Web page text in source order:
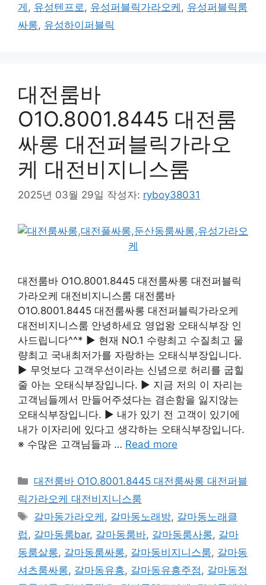
게 , 유성텐프로 , 유성퍼블릭가라오케 , 유성퍼블릭룸
싸롱, 유성하이퍼블릭
대전룸바
O1O.8001.8445 대전룸
싸롱 대전퍼블릭가라오
케 대전비지니스룸
2025년 03월 29일 작성자: ryboy38031
대전룸바 O1O.8001.8445 대전룸싸롱 대전퍼블릭
가라오케 대전비지니스룸 대전룸바
O1O.8001.8445 대전룸싸롱 대전퍼블릭가라오케
대전비지니스룸 안녕하세요 영업왕 오태식부장 인
사드립니다^^* ▶ 현재 NO.1 수량최고 수질최고 물
량최고 국내최저가를 자랑하는 오태식부장입니다.
▶ 무엇보다 고객우선이라는 신념으로 허리를 굽힐
줄 아는 오태식부장입니다. ▶ 지금 저의 이 자리는
고객님들께서 만들어주셨다는 겸손함을 잃지않는
오태식부장입니다. ▶ 내가 있기 전 고객이 있기에
내가 이자리에 있다고 생각하는 오태식부장입니다.
※ 수많은 고객님들과 … Read more
카
테
리
대전룸바 O1O.8001.8445 대전룸싸롱 대전퍼블
릭가라오케 대전비지니스룸
태
그
갈마동가라오케 , 갈마동노래방, 갈마동노래클
럽, 갈마동룸bar, 갈마동룸바, 갈마동룸사롱, 갈마
동룸살롱, 갈마동룸싸롱, 갈마동비지니스룸, 갈마동
셔츠룸싸롱, 갈마동유흥, 갈마동유흥주점, 갈마동정